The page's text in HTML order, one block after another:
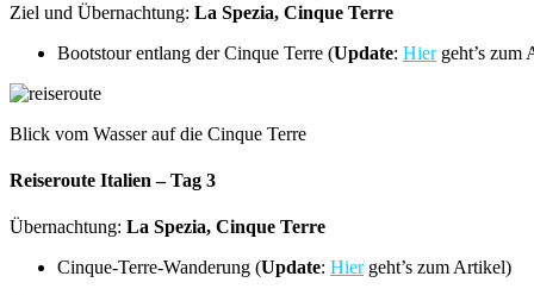
Ziel und Übernachtung: La Spezia, Cinque Terre
Bootstour entlang der Cinque Terre (Update: Hiergeht’s zum
Blick vom Wasser auf die Cinque Terre
Reiseroute Italien – Tag 3
Übernachtung: La Spezia, Cinque Terre
Cinque-Terre-Wanderung (Update: Hiergeht’s zum Artikel)